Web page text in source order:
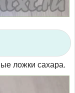
ложки сахара.